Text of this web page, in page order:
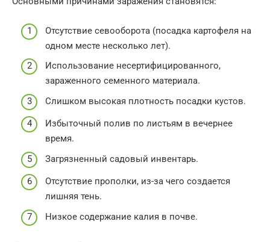
Отсутствие севооборота (посадка картофеля на
одном месте несколько лет).
Использование несертифицированного,
зараженного семенного материала.
Слишком высокая плотность посадки кустов.
Избыточный полив по листьям в вечернее
время.
Загрязненный садовый инвентарь.
Отсутствие прополки, из-за чего создается
лишняя тень.
Низкое содержание калия в почве.